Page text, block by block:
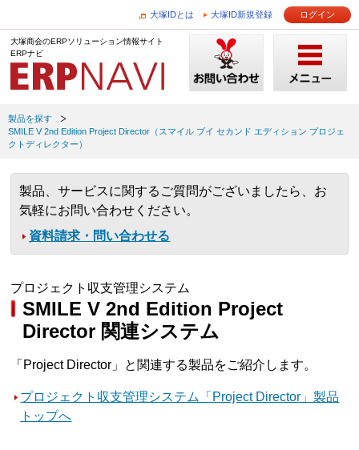
大塚IDとは 大塚ID新規登録 ログイン
大塚商会のERPソリューション情報サイト
ERPナビ
製品を探す
SMILE V 2nd Edition Project Director（スマイル ブイ セカンド エディション プロジェ
クトディレクター）
製品、サービスに関するご質問がございましたら、お
気軽にお問い合わせください。
資料請求・問い合わせる
プロジェクト収支管理システム
SMILE V 2nd Edition Project
Director 関連システム
「Project Director」と関連する製品をご紹介します。
プロジェクト収支管理システム「Project Director」製品
トップへ